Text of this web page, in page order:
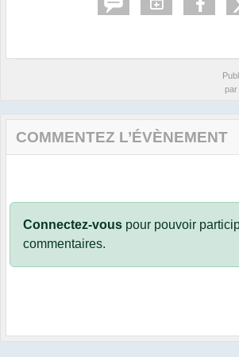
par
COMMENTEZ L’ÉVÈNEMENT
Connectez-vous pour pouvoir
commentaires.